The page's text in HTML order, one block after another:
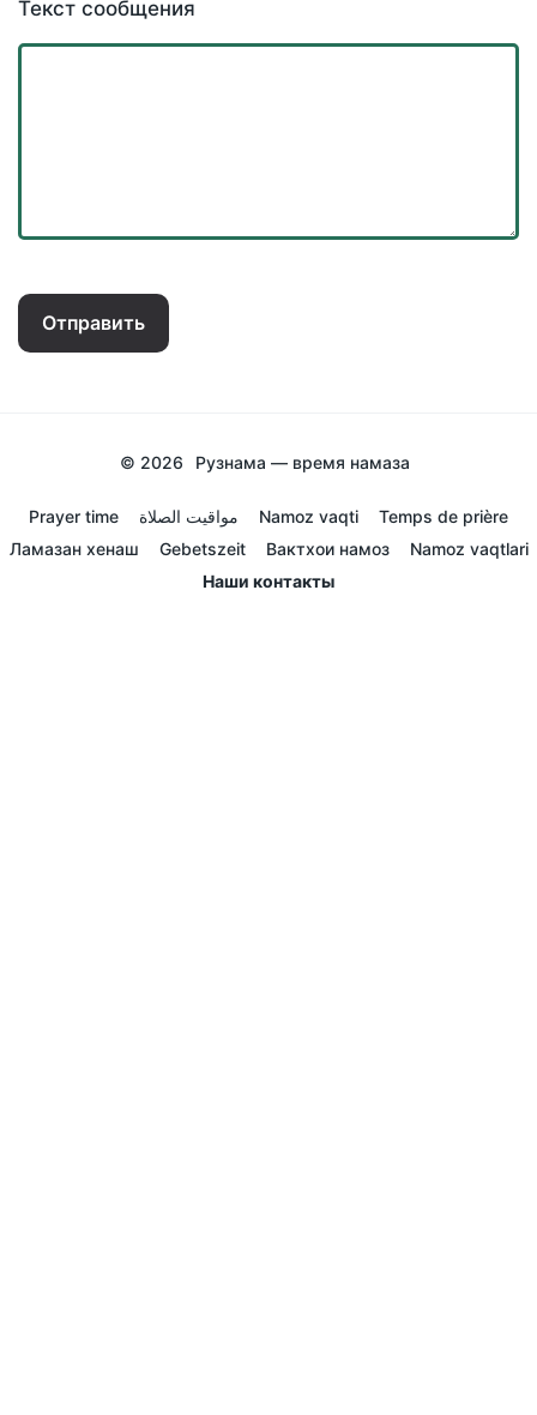
Текст сообщения
Отправить
© 2026 Рузнама — время намаза
Prayer time مواقيت الصلاة Namoz vaqti
Temps de prière
Ламазан хенаш
Gebetszeit Вактхои намоз
Namoz vaqtlari
Наши контакты